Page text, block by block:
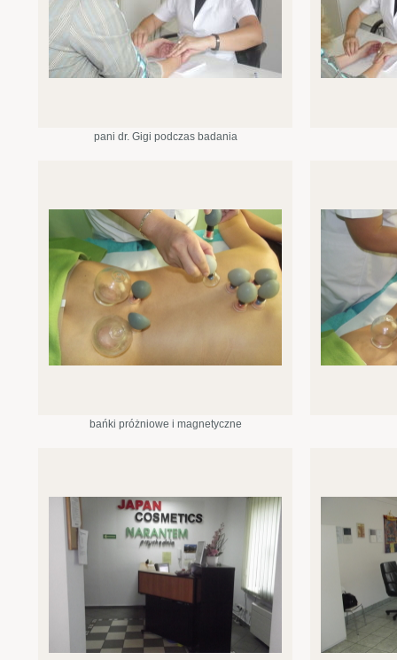
pani dr. Gigi podczas badania
bańki próżniowe i magnetyczne